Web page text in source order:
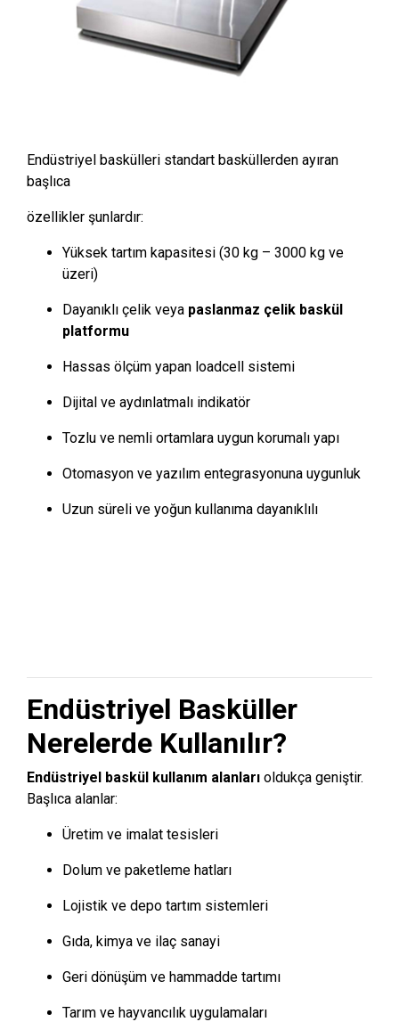
Endüstriyel baskülleri standart basküllerden ayıran
başlıca
özellikler şunlardır:
Yüksek tartım kapasitesi (30 kg – 3000 kg ve
üzeri)
Dayanıklı çelik veya paslanmaz çelik baskül
platformu
Hassas ölçüm yapan loadcell sistemi
Dijital ve aydınlatmalı indikatör
Tozlu ve nemli ortamlara uygun korumalı yapı
Otomasyon ve yazılım entegrasyonuna uygunluk
Uzun süreli ve yoğun kullanıma dayanıklılı
Endüstriyel Basküller
Nerelerde Kullanılır?
Endüstriyel baskül kullanım alanları oldukça geniştir.
Başlıca alanlar:
Üretim ve imalat tesisleri
Dolum ve paketleme hatları
Lojistik ve depo tartım sistemleri
Gıda, kimya ve ilaç sanayi
Geri dönüşüm ve hammadde tartımı
Tarım ve hayvancılık uygulamaları